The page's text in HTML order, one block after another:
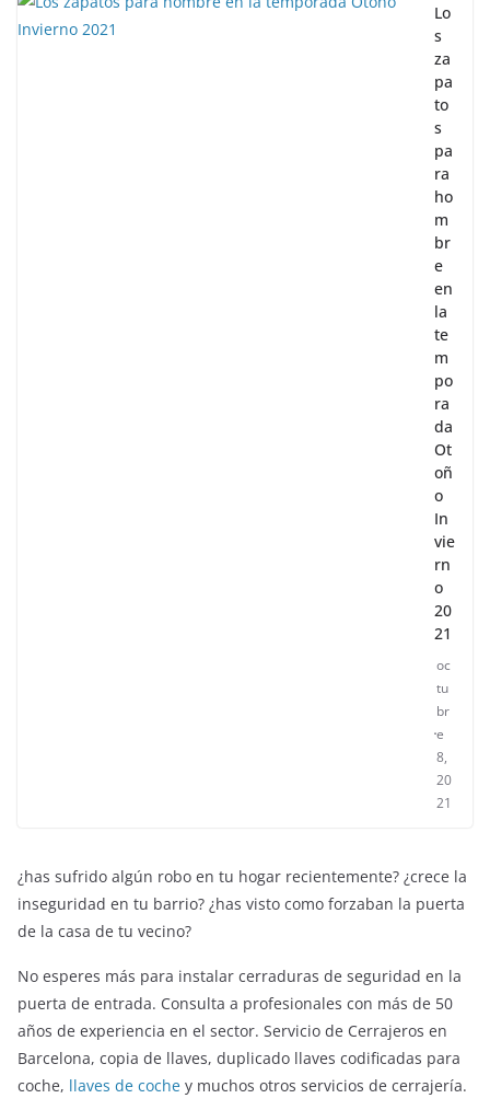
Lo
s
za
pa
to
s
pa
ra
ho
m
br
e
en
la
te
m
po
ra
da
Ot
oñ
o
In
vie
rn
o
20
21
oc
tu
br
e
8,
20
21
¿has sufrido algún robo en tu hogar recientemente? ¿crece la
inseguridad en tu barrio? ¿has visto como forzaban la puerta
de la casa de tu vecino?
No esperes más para instalar cerraduras de seguridad en la
puerta de entrada. Consulta a profesionales con más de 50
años de experiencia en el sector. Servicio de Cerrajeros en
Barcelona, copia de llaves, duplicado llaves codificadas para
coche, llaves de coche y muchos otros servicios de cerrajería.
ENTRETENIMIENTO Y CURIOSIDADES LIBROS CINE Y TV
Slender Man llega al cine y te mostramos todos los
detalles